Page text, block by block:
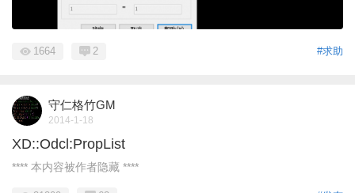
#求助
1664 2
守仁格竹GM
2014-1-18
XD::Odcl:PropList
**** 本内容被作者隐藏 ****